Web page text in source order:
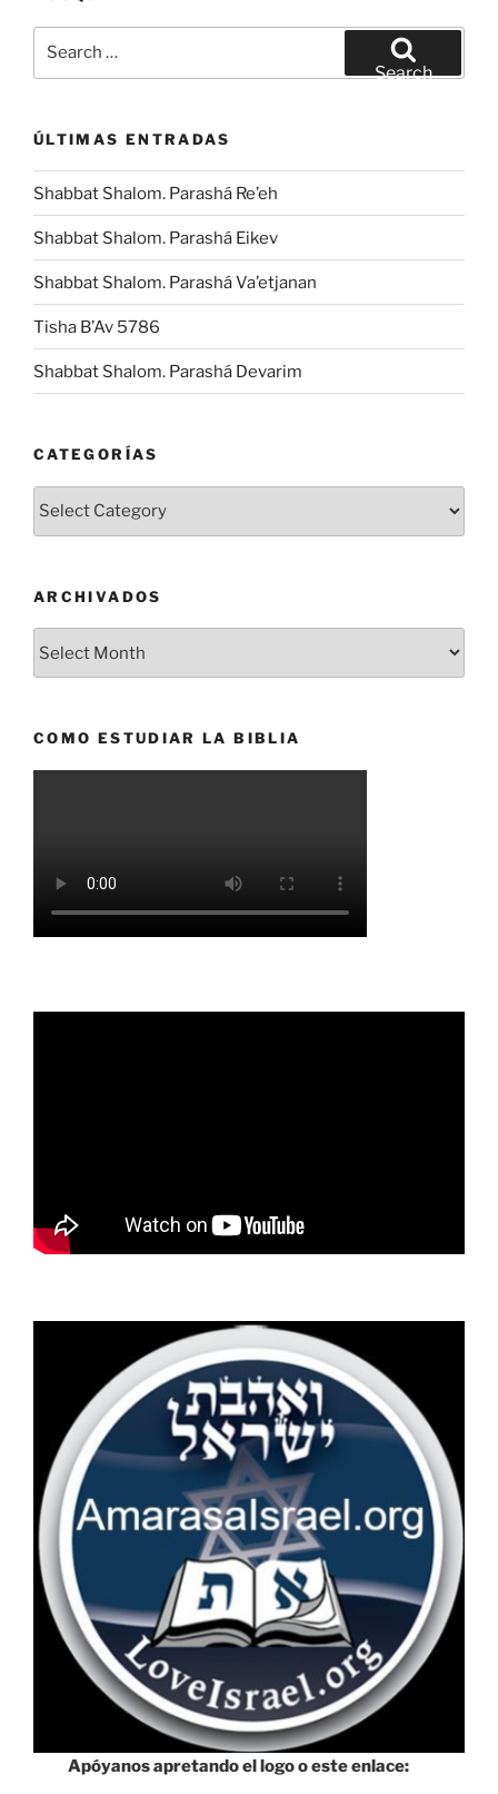
Search
ÚLTIMAS ENTRADAS
Shabbat Shalom. Parashá Re’eh
Shabbat Shalom. Parashá Eikev
Shabbat Shalom. Parashá Va’etjanan
Tisha B’Av 5786
Shabbat Shalom. Parashá Devarim
CATEGORÍAS
Categorías
ARCHIVADOS
COMO ESTUDIAR LA BIBLIA
Apóyanos apretando el logo o este enlace: